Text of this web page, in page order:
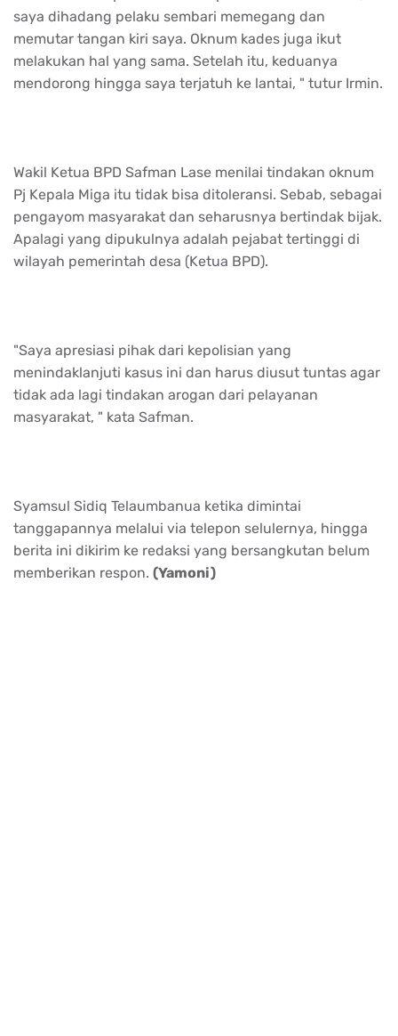
saya dihadang pelaku sembari memegang dan
memutar tangan kiri saya. Oknum kades juga ikut
melakukan hal yang sama. Setelah itu, keduanya
mendorong hingga saya terjatuh ke lantai, " tutur Irmin.
Wakil Ketua BPD Safman Lase menilai tindakan oknum
Pj Kepala Miga itu tidak bisa ditoleransi. Sebab, sebagai
pengayom masyarakat dan seharusnya bertindak bijak.
Apalagi yang dipukulnya adalah pejabat tertinggi di
wilayah pemerintah desa (Ketua BPD).
"Saya apresiasi pihak dari kepolisian yang
menindaklanjuti kasus ini dan harus diusut tuntas agar
tidak ada lagi tindakan arogan dari pelayanan
masyarakat, " kata Safman.
Syamsul Sidiq Telaumbanua ketika dimintai
tanggapannya melalui via telepon selulernya, hingga
berita ini dikirim ke redaksi yang bersangkutan belum
memberikan respon. (Yamoni)